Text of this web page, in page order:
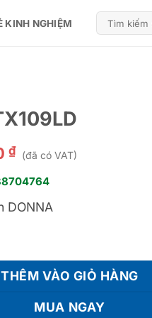
KINH NGHIỆM
kiếm:
₫ (đã có VAT)
DONNA
THÊM VÀO GIỎ HÀNG
MUA NGAY